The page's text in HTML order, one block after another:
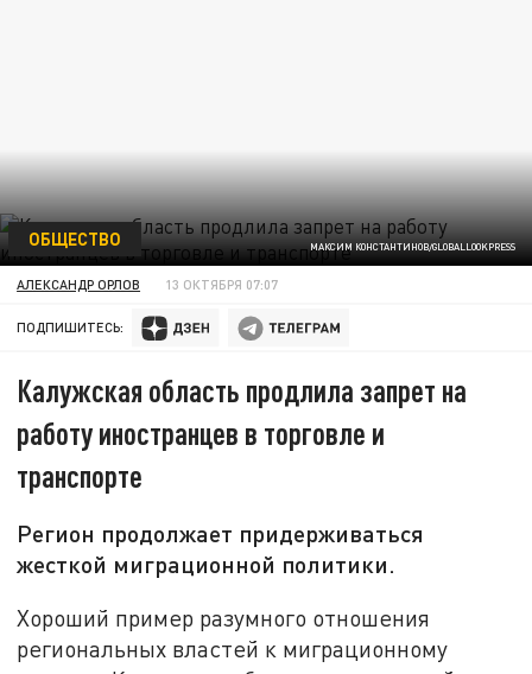
МАКСИМ КОНСТАНТИНОВ/GLOBALLOOKPRESS
ОБЩЕСТВО
АЛЕКСАНДР ОРЛОВ 13 ОКТЯБРЯ 07:07
ПОДПИШИТЕСЬ:
Калужская область продлила запрет на
работу иностранцев в торговле и
транспорте
Регион продолжает придерживаться
жесткой миграционной политики.
Хороший пример разумного отношения
региональных властей к миграционному